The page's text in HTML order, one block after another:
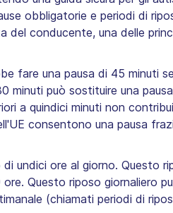
obbligatorie e periodi di
conducente, una delle
fare una pausa di 45 minuti
minuti può sostituire una
a quindici minuti non
consentono una pausa
undici ore al giorno. Questo
Questo riposo giornaliero
(chiamati periodi di